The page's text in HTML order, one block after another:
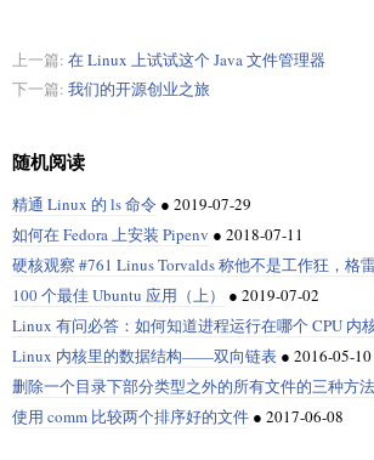
上一篇: 在 Linux 上试试这个 Java 文件管理器
下一篇: 我们的开源创业之旅
随机阅读
精通 Linux 的 ls 命令 ● 2019-07-29
如何在 Fedora 上安装 Pipenv ● 2018-07-11
硬核观察 #761 Linus Torvalds 称他不是工作狂，格
100 个最佳 Ubuntu 应用（上）
● 2019-07-02
Linux 有问必答：如何知道进程运行在哪个 CPU 内
Linux 内核里的数据结构——双向链表 ● 2016-05-10
删除一个目录下部分类型之外的所有文件的三种方法
使用 comm 比较两个排序好的文件 ● 2017-06-08